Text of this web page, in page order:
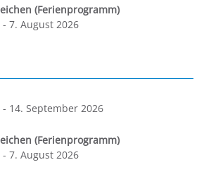
(Ferienprogramm)
- 7. August 2026
- 14. September 2026
(Ferienprogramm)
- 7. August 2026